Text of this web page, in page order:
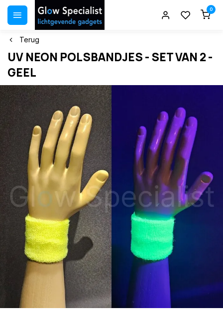
0
Terug
UV NEON POLSBANDJES - SET VAN 2 -
GEEL